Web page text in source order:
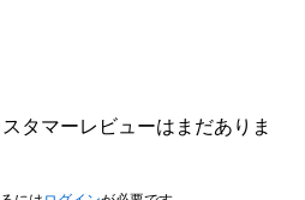
タマーレビューはまだありま